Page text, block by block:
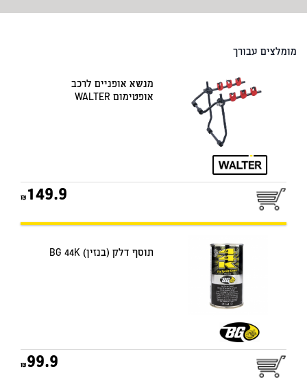
מומלצים עבורך
מנשא אופניים לרכב
אופטימום WALTER
149.9
תוסף דלק (בנזין) BG 44K
99.9